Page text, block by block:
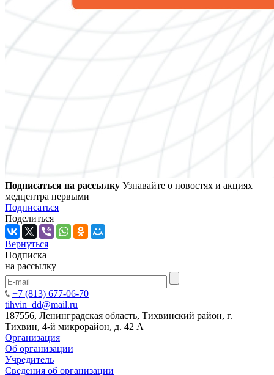
Подписаться на рассылку Узнавайте о новостях и акциях
медцентра первыми
Подписаться
Поделиться
Вернуться
Подписка
на рассылку
+7 (813) 677-06-70
tihvin_dd@mail.ru
187556, Ленинградская область, Тихвинский район, г.
Тихвин, 4-й микрорайон, д. 42 А
Организация
Об организации
Учредитель
Сведения об организации